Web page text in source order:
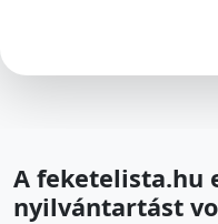
A feketelista.hu
nyilvántartást